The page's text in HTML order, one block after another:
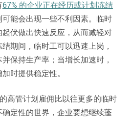
67% 的企业正在经历或计划冻结
可能会出现一些不利因素。临时
伏做出快速反应，从而减轻对
期间，临时工可以迅速上岗，
保持生产率；当增长加速时，
时提供稳定性。
高管计划雇佣比以往更多的临时
定性的世界，企业要想继续蓬